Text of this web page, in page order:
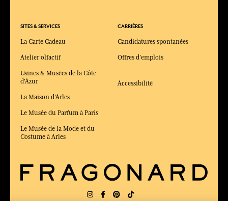
SITES & SERVICES
La Carte Cadeau
Atelier olfactif
Usines & Musées de la Côte
d'Azur
La Maison d'Arles
Le Musée du Parfum à Paris
Le Musée de la Mode et du
Costume à Arles
CARRIÈRES
Candidatures spontanées
Offres d'emplois
Accessibilité